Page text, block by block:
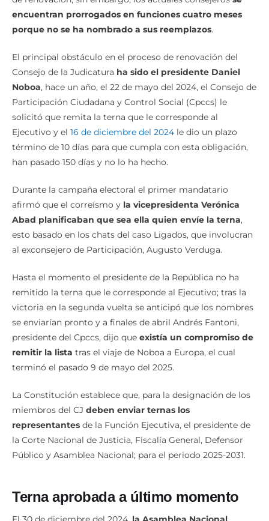
de renovación, sin embargo, los actuales consejeros
encuentran prorrogados en funciones cuatro meses
El principal obstáculo en el proceso de renovación del
Consejo de la Judicaturaha sido el presidente Daniel
Noboa
, hace un año, el 22 de mayo del 2024, el Consejo de
Participación Ciudadana y Control Social (Cpccs) le
solicitó que remita la terna que le corresponde al
Ejecutivo y el
16 de diciembre del 2024
le dio un plazo
término de 10 días para que cumpla con esta obligación,
Durante la campaña electoral el primer mandatario
afirmó que el correísmo y
la vicepresidenta Verónica
Abad planificaban que sea ella quien envíe la terna
esto basado en los chats del caso Ligados, que involucran
Hasta el momento el presidente de la República no ha
remitido la terna que le corresponde al Ejecutivo; tras la
victoria en la segunda vuelta se anticipó que los nombres
se enviarían pronto y a finales de abril Andrés Fantoni,
presidente del Cpccs, dijo que existía un compromiso de
remitir la lista
tras el viaje de Noboa a Europa, el cual
La Constitución establece que, para la designación de los
miembros del CJ deben enviar ternas los
representantes
de la Función Ejecutiva, el presidente de
la Corte Nacional de Justicia, Fiscalía General, Defensor
Terna aprobada a último momento